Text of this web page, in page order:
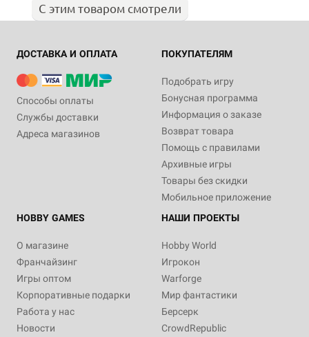
С этим товаром смотрели
ДОСТАВКА И ОПЛАТА
Способы оплаты
Службы доставки
Адреса магазинов
ПОКУПАТЕЛЯМ
Подобрать игру
Бонусная программа
Информация о заказе
Возврат товара
Помощь с правилами
Архивные игры
Товары без скидки
Мобильное приложение
HOBBY GAMES
О магазине
Франчайзинг
Игры оптом
Корпоративные подарки
Работа у нас
Новости
НАШИ ПРОЕКТЫ
Hobby World
Игрокон
Warforge
Мир фантастики
Берсерк
CrowdRepublic